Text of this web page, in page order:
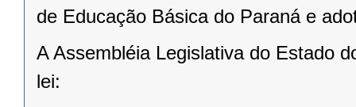
de Educação Básica do Paraná e
A Assembléia Legislativa do Estado
lei: